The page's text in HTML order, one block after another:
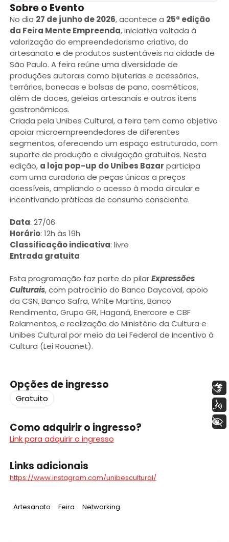
Sobre o Evento
No dia 27 de junho de 2026, acontece a 25ª edição
da Feira Mente Empreenda, iniciativa voltada à
valorização do empreendedorismo criativo, do
artesanato e de produtos sustentáveis na cidade de
São Paulo. A feira reúne uma diversidade de
produções autorais como bijuterias e acessórios,
terrários, bonecas e bolsas de pano, cosméticos,
além de doces, geleias artesanais e outros itens
gastronômicos.
Criada pela Unibes Cultural, a feira tem como objetivo
apoiar microempreendedores de diferentes
segmentos, oferecendo um espaço estruturado, com
suporte de produção e divulgação gratuitos. Nesta
edição, a loja pop-up do Unibes Bazar participa
com uma curadoria de peças únicas a preços
acessíveis, ampliando o acesso à moda circular e
incentivando práticas de consumo consciente.
Data: 27/06
Horário: 12h às 19h
Classificação indicativa: livre
Entrada gratuita
Esta programação faz parte do pilarExpressões
Culturais, com patrocínio do Banco Daycoval, apoio
da CSN, Banco Safra, White Martins, Banco
Rendimento, Grupo GR, Haganá, Enercore e CBF
Rolamentos, e realização do Ministério da Cultura e
Unibes Cultural por meio da Lei Federal de Incentivo à
Cultura (Lei Rouanet).
Opções de ingresso
Gratuito
Como adquirir o ingresso?
Link para adquirir o ingresso
Links adicionais
https://www.instagram.com/unibescultural/
Tag:
Artesanato Tag:
Feira Tag:
Networking
+ Acessibilidade